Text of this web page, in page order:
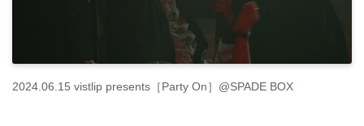
2024.06.15 vistlip presents［Party On］@SPADE BOX